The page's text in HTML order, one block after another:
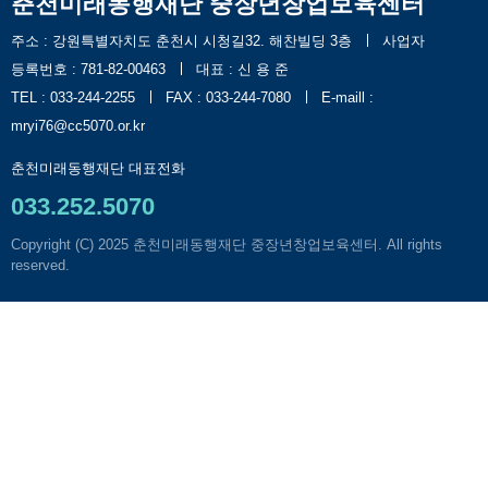
주소 : 강원특별자치도 춘천시 시청길32. 해찬빌딩 3층
사업자
등록번호 : 781-82-00463
대표 : 신 용 준
TEL : 033-244-2255
FAX : 033-244-7080
E-maill :
mryi76@cc5070.or.kr
춘천미래동행재단 대표전화
033.252.5070
Copyright (C) 2025 춘천미래동행재단 중장년창업보육센터
. All rights
reserved.